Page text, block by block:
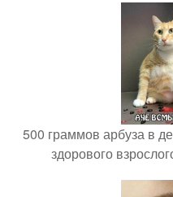
500 граммов арбуза в
здорового